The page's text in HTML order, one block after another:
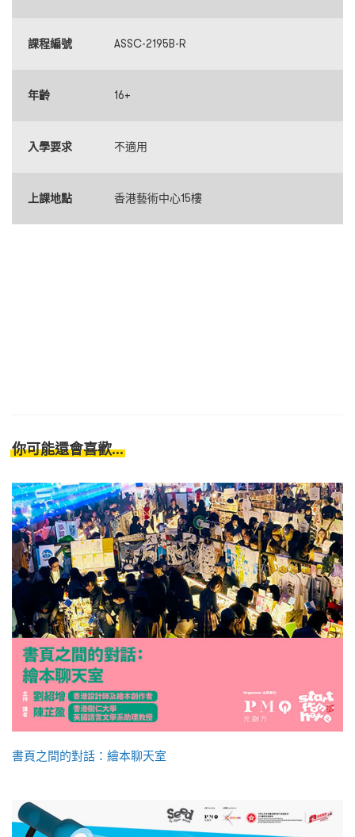
課程編號 ASSC-2195B-R
年齡 16+
入學要求 不適用
上課地點 香港藝術中心15樓
你可能還會喜歡...
書頁之間的對話：繪本聊天室